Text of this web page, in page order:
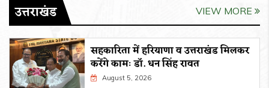
उत्तराखंड VIEW MORE
सहकारिता में हरियाणा व उत्तराखंड मिलकर
करेंगे कामः डाॅ. धन सिंह रावत
August 5, 2026